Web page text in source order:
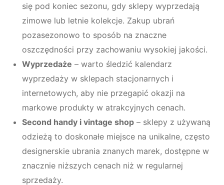
się pod koniec sezonu, gdy sklepy wyprzedają
zimowe lub letnie kolekcje. Zakup ubrań
pozasezonowo to sposób na znaczne
oszczędności przy zachowaniu wysokiej jakości.
Wyprzedaże – warto śledzić kalendarz
wyprzedaży w sklepach stacjonarnych i
internetowych, aby nie przegapić okazji na
markowe produkty w atrakcyjnych cenach.
Second handy i vintage shop – sklepy z używaną
odzieżą to doskonałe miejsce na unikalne, często
designerskie ubrania znanych marek, dostępne w
znacznie niższych cenach niż w regularnej
sprzedaży.